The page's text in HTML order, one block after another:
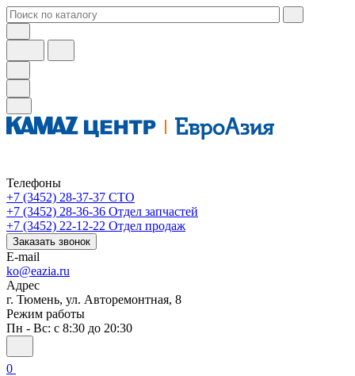
Телефоны
+7 (3452) 28-37-37 СТО
+7 (3452) 28-36-36 Отдел запчастей
+7 (3452) 22-12-22 Отдел продаж
Заказать звонок
E-mail
ko@eazia.ru
Адрес
г. Тюмень, ул. Авторемонтная, 8
Режим работы
Пн - Вс: с 8:30 до 20:30
0